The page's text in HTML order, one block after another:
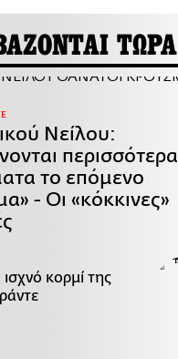
ΤΩΡΑ
Νείλου:
περισσότερα
το επόμενο
- Οι «κόκκινες»
κορμί της